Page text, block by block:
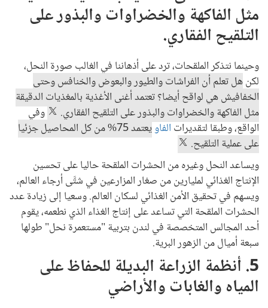
مثل الفاكهة والخضراوات والبذور على
التلقيح الفقاري.
وحينما نتذكر الملقحات، ترد على أذهاننا في الغالب صورة النحل،
لكنهل تعلم أن الفراشات والطيور والبعوض والخنافس وحتى
الخفافيش هي لواقح أيضا؟ تعتمد أغنى الأغذية بالمغذيات الدقيقة
مثل الفاكهة والخضراوات والبذور على التلقيح الفقاري.
وفي
الواقع، وطبقا لتقديرات الفاو
يعتمد 75% من كل المحاصيل جزئيا
على عملية التلقيح.
ويساعد النحل وغيره من الحشرات الملقحة حاليا على تحسين
الإنتاج الغذائي لمليارين من صغار المزارعين في شتَّى أرجاء العالم،
ويسهم في تحقيق الأمن الغذائي لسكان العالم. وسعيا إلى زيادة عدد
الحشرات الملقحة التي تساعد على إنتاج الغذاء الذي نطعمه، يقوم
أحد المجالس المتخصصة في لندن بتربية "مستعمرة نحل" طولها
سبعة أميال من الزهور البرية.
5. أنظمة الزراعة البديلة للحفاظ على
المياه والغابات والأراضي